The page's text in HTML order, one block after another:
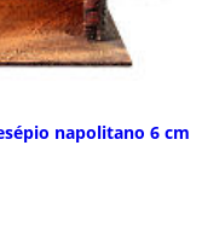
napolitano 6 cm